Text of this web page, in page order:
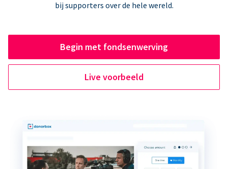
bij supporters over de hele wereld.
Begin met fondsenwerving
Live voorbeeld